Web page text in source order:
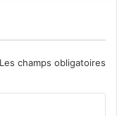
Les champs obligatoires